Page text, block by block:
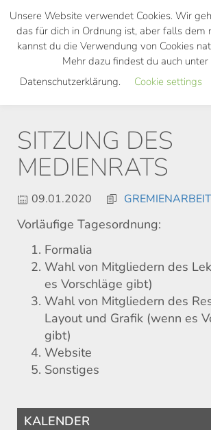
Skip
main
SITZUNG DES
MEDIENRATS
09.01.2020 GREMIENARBEIT
Vorläufige Tagesordnung:
Formalia
Wahl von Mitgliedern des
es Vorschläge gibt)
Wahl von Mitgliedern des
Layout und Grafik (wenn es
gibt)
Website
Sonstiges
KALENDER
Unsere Website verwendet Cookies. Wir
das für dich in Ordnung ist, aber falls dem
kannst du die Verwendung von Cookies
Mehr dazu findest du auch unter
Datenschutzerklärung.
Cookie settings